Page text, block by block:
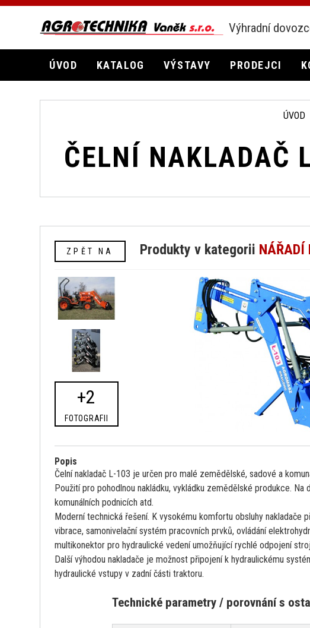
Výhradní
ÚVOD KATALOG VÝSTAVY PRODEJCI
ČELNÍ NAKLADAČ
ÚVOD
ZPĚT NA Produkty v kategorii NÁŘADÍ
+2
FOTOGRAFII
Popis
Čelní nakladač L-103 je určen pro malé zemědělské, sadové a
Použití pro pohodlnou nakládku, vykládku zemědělské produkce. Na
komunálních podnicích atd.
Moderní technická řešení. K vysokému komfortu obsluhy nakladače
vibrace, samonivelační systém pracovních prvků, ovládání
multikonektor pro hydraulické vedení umožňující rychlé odpojení
Další výhodou nakladače je možnost připojení k hydraulickému
hydraulické vstupy v zadní části traktoru.
Technické parametry / porovnání s